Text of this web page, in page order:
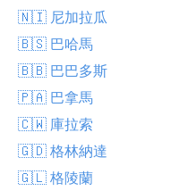
🇳🇮 尼加拉瓜
🇧🇸 巴哈馬
🇧🇧 巴巴多斯
🇵🇦 巴拿馬
🇨🇼 庫拉索
🇬🇩 格林納達
🇬🇱 格陵蘭